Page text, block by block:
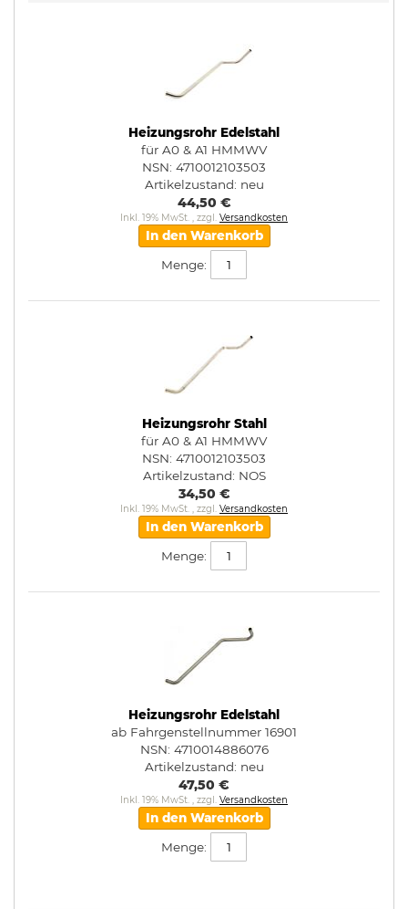
Heizungsrohr Edelstahl
für A0 & A1 HMMWV
NSN: 4710012103503
Artikelzustand: neu
44,50 €
Inkl. 19% MwSt. , zzgl. Versandkosten
In den Warenkorb
Menge:
Heizungsrohr Stahl
für A0 & A1 HMMWV
NSN: 4710012103503
Artikelzustand: NOS
34,50 €
Inkl. 19% MwSt. , zzgl. Versandkosten
In den Warenkorb
Menge:
Heizungsrohr Edelstahl
ab Fahrgenstellnummer 16901
NSN: 4710014886076
Artikelzustand: neu
47,50 €
Inkl. 19% MwSt. , zzgl. Versandkosten
In den Warenkorb
Menge: